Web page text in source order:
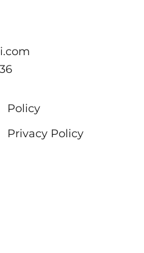
Policy
Privacy Policy